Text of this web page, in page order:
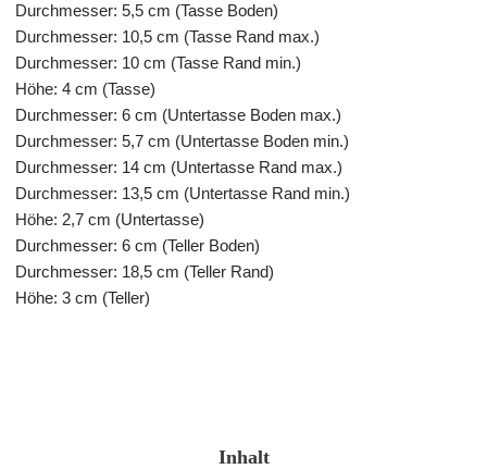
Durchmesser: 5,5 cm (Tasse Boden)
Durchmesser: 10,5 cm (Tasse Rand max.)
Durchmesser: 10 cm (Tasse Rand min.)
Höhe: 4 cm (Tasse)
Durchmesser: 6 cm (Untertasse Boden max.)
Durchmesser: 5,7 cm (Untertasse Boden min.)
Durchmesser: 14 cm (Untertasse Rand max.)
Durchmesser: 13,5 cm (Untertasse Rand min.)
Höhe: 2,7 cm (Untertasse)
Durchmesser: 6 cm (Teller Boden)
Durchmesser: 18,5 cm (Teller Rand)
Höhe: 3 cm (Teller)
Inhalt